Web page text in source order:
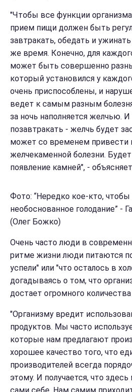
"Чтобы все функции
прием пищи должен быть
завтракать, обедать и
же время. Конечно, для
может быть совершенно
который установился у
очень приспособлены, и
ведет к самым разным
за ночь наполняется желчью.
позавтракать - желчь будет
может со временем привести
желчекаменной болезни.
появление камней", -
Фото: “Нередко кое-кто, чтобы
необоснованное голодание” -
(Олег Божко)
Очень часто люди в
ритме жизни люди питаются
успели" или "что осталось в
догадываясь о том, что
достает огромного
"Организму вредит
продуктов. Мы часто
которые нам предлагают
хорошее качество того, что
производителей всегда
этому. И получается, что